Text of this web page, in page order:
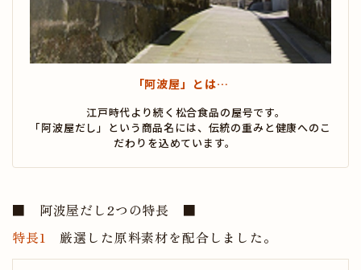
「阿波屋」とは…
江戸時代より続く松合食品の屋号です。
「阿波屋だし」という商品名には、伝統の重みと健康へのこ
だわりを込めています。
■ 阿波屋だし2つの特長 ■
特長1 厳選した原料素材を配合しました。